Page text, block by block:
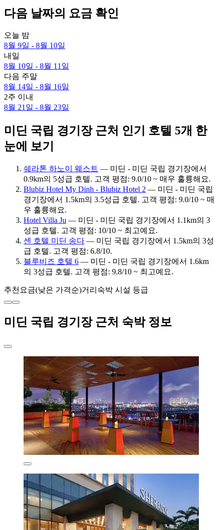
다음 날짜의 요금 확인
오늘 밤
8월 9일 - 8월 10일
내일
8월 10일 - 8월 11일
다음 주말
8월 14일 - 8월 16일
2주 이내
8월 21일 - 8월 23일
미딘 국립 경기장 근처 인기 호텔 5개 한
눈에 보기
쉐라톤 하노이 웨스트 — 미딘 - 미딘 국립 경기장에서
0.9km의 5성급 호텔. 고객 평점: 9.0/10 ~ 매우 훌륭해요.
Blubiz Hotel My Dinh - Blubiz Hotel 2 — 미딘 - 미딘 국립
경기장에서 1.5km의 3.5성급 호텔. 고객 평점: 9.0/10 ~ 매
우 훌륭해요.
Hotel Villa Ju — 미딘 - 미딘 국립 경기장에서 1.1km의 3
성급 호텔. 고객 평점: 10/10 ~ 최고예요.
센 호텔 미딘 송다 — 미딘 국립 경기장에서 1.5km의 3성
급 호텔. 고객 평점: 6.8/10.
블루비즈 호텔 6 — 미딘 - 미딘 국립 경기장에서 1.6km
의 3성급 호텔. 고객 평점: 9.8/10 ~ 최고예요.
추천 요금(낮은 가격순)거리 숙박 시설 등급
미딘 국립 경기장 근처 숙박 정보